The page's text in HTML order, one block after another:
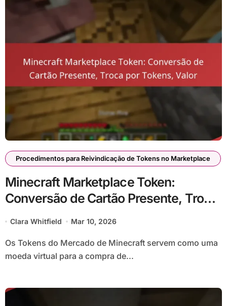
Procedimentos para Reivindicação de Tokens no Marketplace
Minecraft Marketplace Token:
Conversão de Cartão Presente, Troca
por Tokens, Valor
Clara Whitfield Mar 10, 2026
Os Tokens do Mercado de Minecraft servem como uma
moeda virtual para a compra de...